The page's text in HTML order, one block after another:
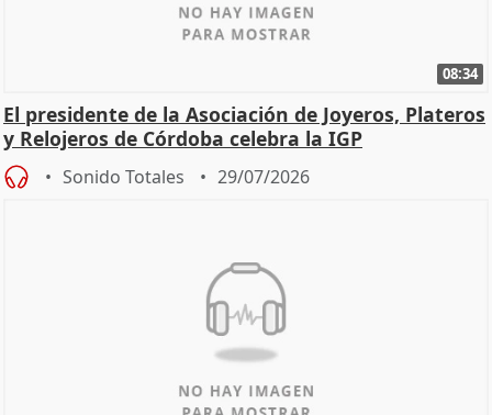
08:34
El presidente de la Asociación de Joyeros, Plateros
y Relojeros de Córdoba celebra la IGP
Sonido Totales 29/07/2026